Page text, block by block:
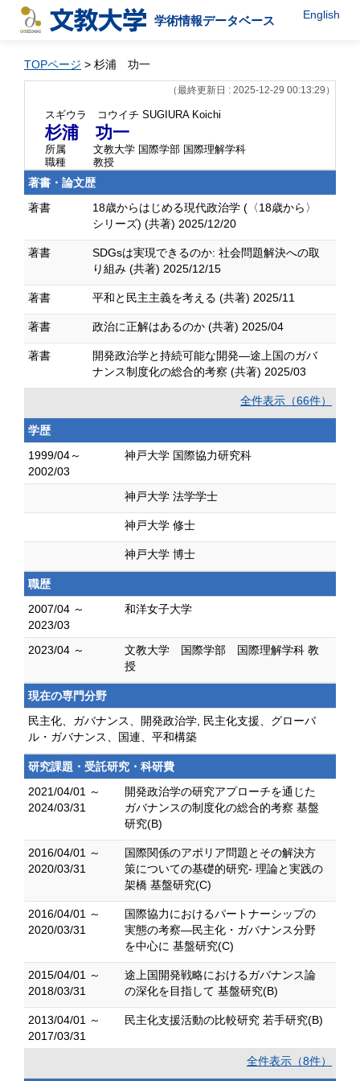
学術情報データベース English
TOPページ > 杉浦 功一
（最終更新日 : 2025-12-29 00:13:29）
スギウラ コウイチ SUGIURA Koichi
杉浦 功一
所属
文教大学 国際学部 国際理解学科
職種
教授
著書・論文歴
著書
18歳からはじめる現代政治学 (〈18歳から〉
シリーズ) (共著) 2025/12/20
著書
SDGsは実現できるのか: 社会問題解決への取
り組み (共著) 2025/12/15
著書 平和と民主主義を考える (共著) 2025/11
著書 政治に正解はあるのか (共著) 2025/04
著書
開発政治学と持続可能な開発―途上国のガバ
ナンス制度化の総合的考察 (共著) 2025/03
全件表示（66件）
学歴
1999/04～
2002/03
神戸大学 国際協力研究科
神戸大学 法学学士
神戸大学 修士
神戸大学 博士
職歴
2007/04 ～
2023/03
和洋女子大学
2023/04 ～
文教大学 国際学部 国際理解学科 教
授
現在の専門分野
民主化、ガバナンス、開発政治学, 民主化支援、グローバ
ル・ガバナンス、国連、平和構築
研究課題・受託研究・科研費
2021/04/01 ～
2024/03/31
開発政治学の研究アプローチを通じた
ガバナンスの制度化の総合的考察 基盤
研究(B)
2016/04/01 ～
2020/03/31
国際関係のアポリア問題とその解決方
策についての基礎的研究- 理論と実践の
架橋 基盤研究(C)
2016/04/01 ～
2020/03/31
国際協力におけるパートナーシップの
実態の考察―民主化・ガバナンス分野
を中心に 基盤研究(C)
2015/04/01 ～
2018/03/31
途上国開発戦略におけるガバナンス論
の深化を目指して 基盤研究(B)
2013/04/01 ～
2017/03/31
民主化支援活動の比較研究 若手研究(B)
全件表示（8件）